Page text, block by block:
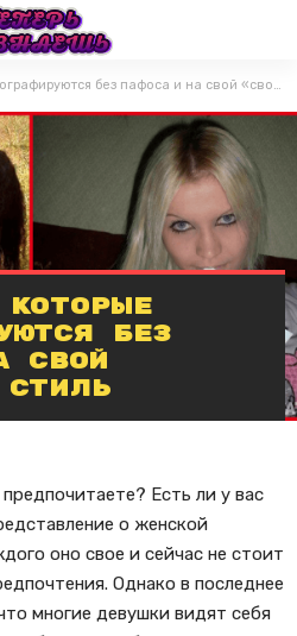
без пафоса и на свой «свойский» стиль
без
свой
стиль
Есть ли у вас
о женской
оно свое и сейчас не стоит
Однако в последнее
многие девушки видят себя